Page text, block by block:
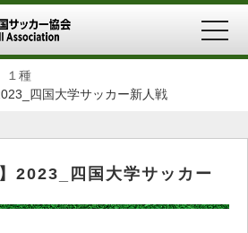
１種
四国大学サッカー新人戦
2023_四国大学サッカー